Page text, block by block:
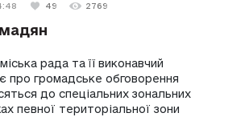
49 2769
рада та її виконавчий
про громадське обговорення
до спеціальних зональних
певної територіальної зони